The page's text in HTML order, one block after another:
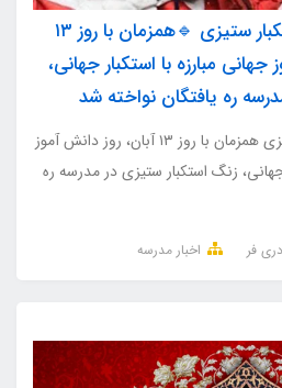
🔺نواخته شدن زنگ استکبار ستیزی 🔹همزمان با روز ۱۳
مبارزه با استکبار جهانی،
ره یافتگان نواخته شد
نواخته شدن زنگ استکبار ستیزی همزمان با روز ۱۳ آبان، روز دانش آموز
جهانی، زنگ استکبار ستیزی در مدرسه ره
فر اخبار مدرسه